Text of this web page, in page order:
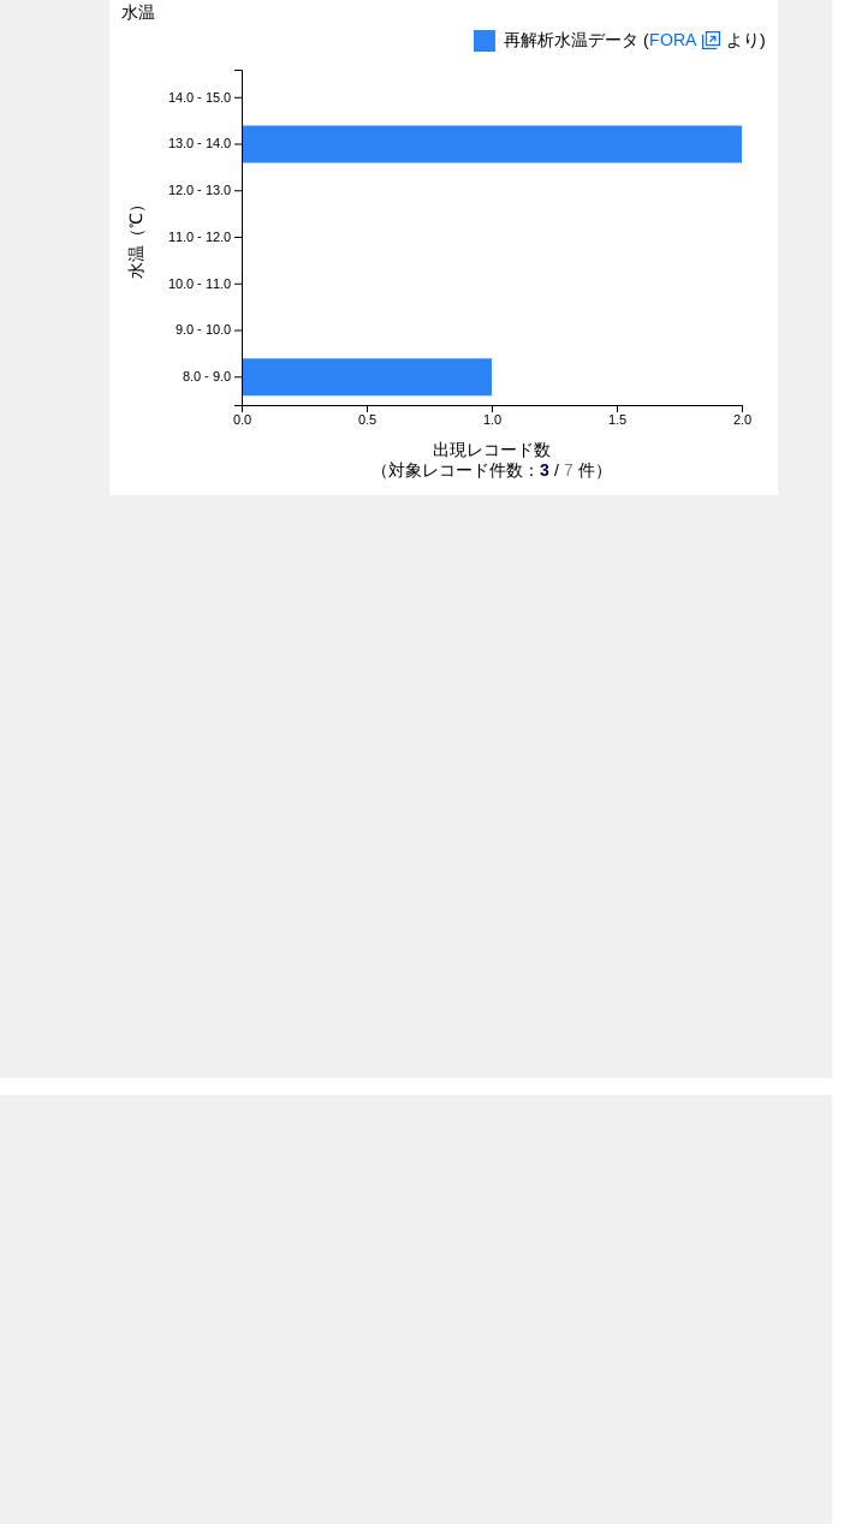
水温
再解析水温データ (FORA より)
0.0 0.5 1.0 1.5 2.0
14.0 - 15.0
13.0 - 14.0
12.0 - 13.0
11.0 - 12.0
10.0 - 11.0
9.0 - 10.0
8.0 - 9.0
出現レコード数
（対象レコード件数：3 /7 件）
水温（℃）